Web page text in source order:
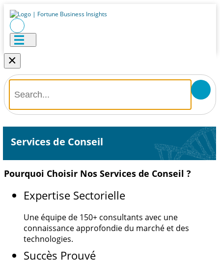
×
Services de Conseil
Pourquoi Choisir Nos Services de Conseil ?
Expertise Sectorielle
Une équipe de 150+ consultants avec une
connaissance approfondie du marché et des
technologies.
Succès Prouvé